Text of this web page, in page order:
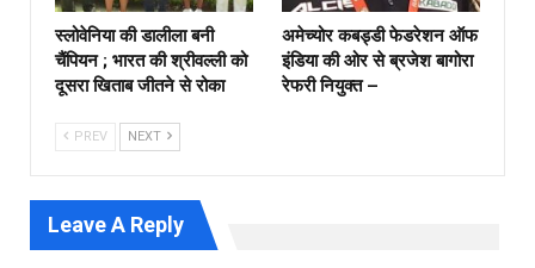
स्लोवेनिया की डालीला बनी
चैंपियन ; भारत की श्रीवल्ली को
दूसरा खिताब जीतने से रोका
अमेच्योर कबड्डी फेडरेशन ऑफ
इंडिया की ओर से ब्रजेश बागोरा
रेफरी नियुक्त –
PREV NEXT
Leave A Reply